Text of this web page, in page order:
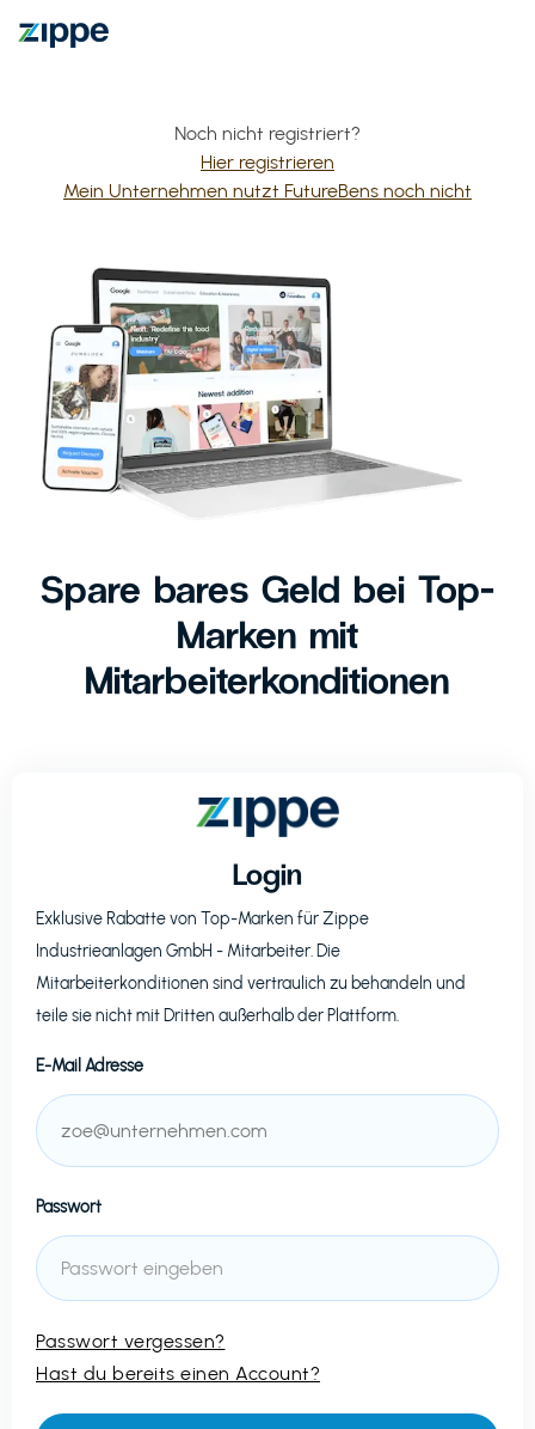
Noch nicht registriert?
Hier registrieren
Mein Unternehmen nutzt FutureBens noch nicht
Spare bares Geld bei Top-
Marken mit
Mitarbeiterkonditionen
Login
Exklusive Rabatte von Top-Marken fürZippe
Industrieanlagen GmbH - Mitarbeiter. Die
Mitarbeiterkonditionen sind vertraulich zu behandeln und
teile sie nicht mit Dritten außerhalb der Plattform.
E-Mail Adresse
Passwort
Passwort vergessen?
Hast du bereits einen Account?